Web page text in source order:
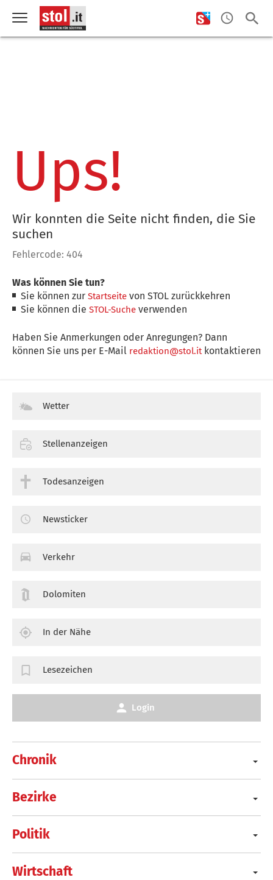
Ups!
Wir konnten die Seite nicht finden, die Sie
suchen
Fehlercode: 404
Was können Sie tun?
Sie können zurStartseite von STOL zurückkehren
Sie können dieSTOL-Suche verwenden
Haben Sie Anmerkungen oder Anregungen? Dann
können Sie uns per E-Mail redaktion@stol.itkontaktieren
Chronik
Bezirke
Politik
Wirtschaft
Wetter
Stellenanzeigen
Todesanzeigen
Newsticker
Verkehr
Dolomiten
In der Nähe
Lesezeichen
Login